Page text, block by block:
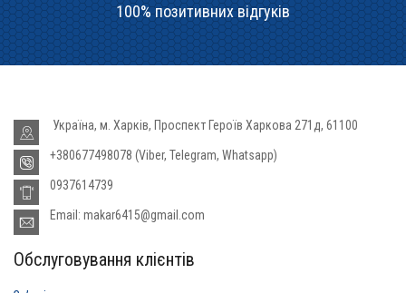
100% позитивних відгуків
Україна, м. Харків, Проспект Героїв Харкова 271д, 61100
+380677498078 (Viber, Telegram, Whatsapp)
0937614739
Email: makar6415@gmail.com
Обслуговування клієнтів